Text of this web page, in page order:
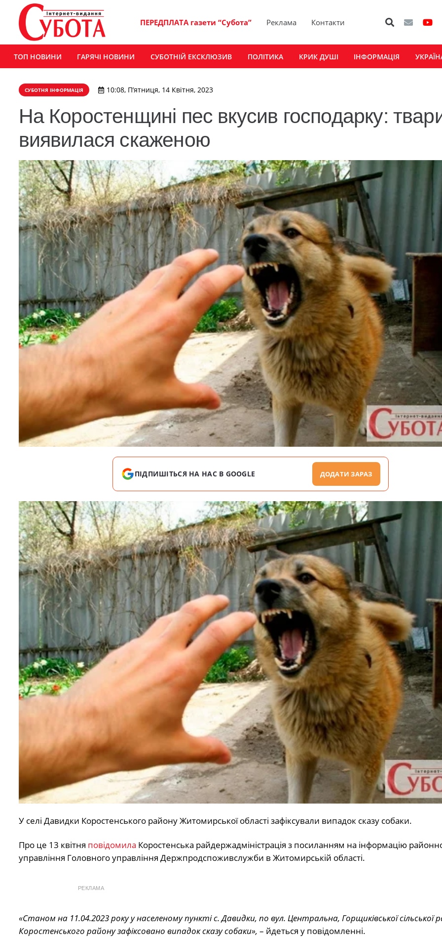
ПЕРЕДПЛАТА газети “Субота” Реклама Контакти
ТОП НОВИНИ ГАРЯЧІ НОВИНИ СУБОТНІЙ ЕКСКЛЮЗИВ ПОЛІТИКА КРИК ДУШІ ІНФОРМАЦІЯ
СУБОТНЯ ІНФОРМАЦІЯ 10:08, П’ятниця, 14 Квітня, 2023
На Коростенщині пес вкусив господарку:
виявилася скаженою
ПІДПИШІТЬСЯ НА НАС В GOOGLE ДОДАТИ ЗАРАЗ
У селі Давидки Коростенського району Житомирської області зафіксували випадок сказу собаки.
Про це 13 квітня повідомила Коростенська райдержадміністрація з посиланням на інформацію
управління Головного управління Держпродспоживслужби в Житомирській області.
РЕКЛАМА
«Станом на 11.04.2023 року у населеному пункті с. Давидки, по вул. Центральна, Горщиківської сільської
Коростенського району зафіксовано випадок сказу собаки», – йдеться у повідомленні.